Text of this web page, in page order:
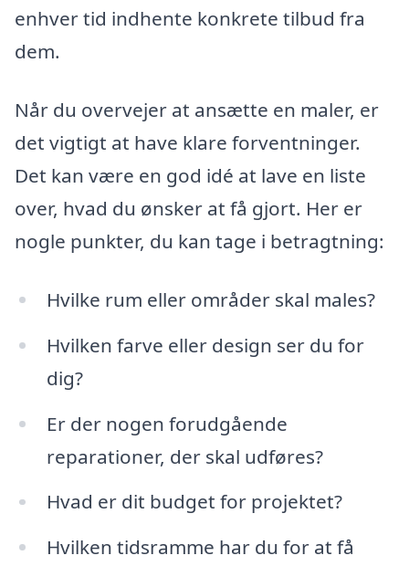
enhver tid indhente konkrete tilbud fra
dem.
Når du overvejer at ansætte en maler, er
det vigtigt at have klare forventninger.
Det kan være en god idé at lave en liste
over, hvad du ønsker at få gjort. Her er
nogle punkter, du kan tage i betragtning:
Hvilke rum eller områder skal males?
Hvilken farve eller design ser du for
dig?
Er der nogen forudgående
reparationer, der skal udføres?
Hvad er dit budget for projektet?
Hvilken tidsramme har du for at få